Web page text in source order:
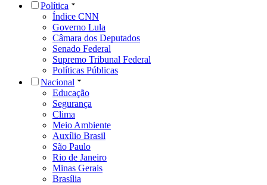
Política
Índice CNN
Governo Lula
Câmara dos Deputados
Senado Federal
Supremo Tribunal Federal
Políticas Públicas
Nacional
Educação
Segurança
Clima
Meio Ambiente
Auxílio Brasil
São Paulo
Rio de Janeiro
Minas Gerais
Brasília